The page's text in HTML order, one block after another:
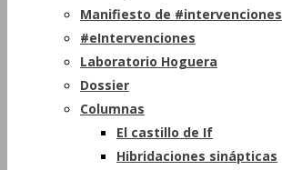
Manifiesto de #intervenciones
#eIntervenciones
Laboratorio Hoguera
Dossier
Columnas
El castillo de If
Hibridaciones sinápticas